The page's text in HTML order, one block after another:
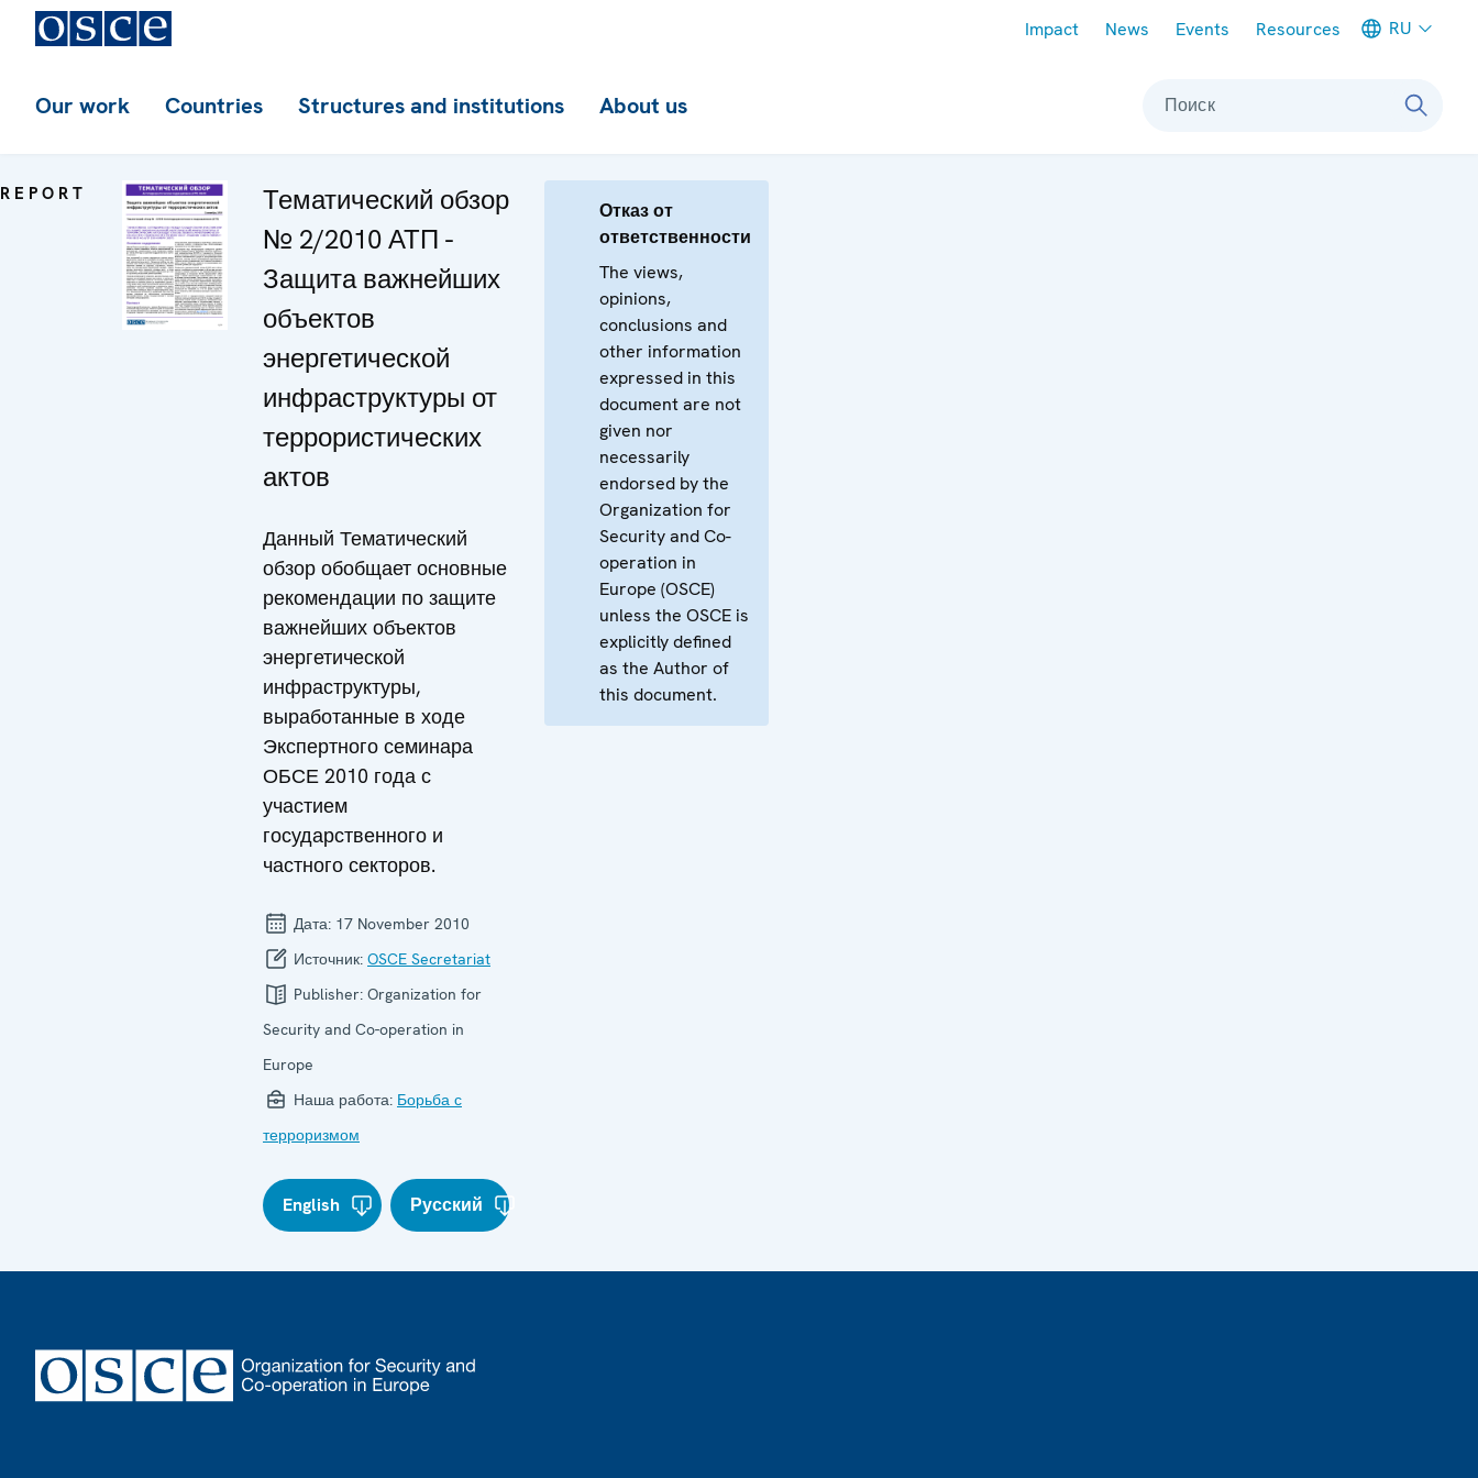
Impact News Events Resources RU
Our work Countries Structures and institutions About us Поиск
REPORT
Тематический обзор
№ 2/2010 АТП -
Защита важнейших
объектов
энергетической
инфраструктуры от
террористических
актов
Данный Тематический
обзор обобщает основные
рекомендации по защите
важнейших объектов
энергетической
инфраструктуры,
выработанные в ходе
Экспертного семинара
ОБСЕ 2010 года с
участием
государственного и
частного секторов.
Дата: 17 November 2010
Источник: OSCE Secretariat
Publisher: Organization for
Security and Co-operation in
Europe
Наша работа: Борьба с
терроризмом
English Русский
Отказ от
ответственности
The views,
opinions,
conclusions and
other information
expressed in this
document are not
given nor
necessarily
endorsed by the
Organization for
Security and Co-
operation in
Europe (OSCE)
unless the OSCE is
explicitly defined
as the Author of
this document.